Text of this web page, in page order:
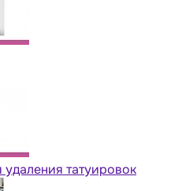
татуировок